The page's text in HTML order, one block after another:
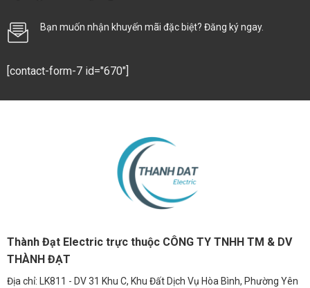
Bạn muốn nhận khuyến mãi đặc biệt? Đăng ký ngay.
[contact-form-7 id="670"]
Thành Đạt Electric trực thuộc CÔNG TY TNHH TM & DV
THÀNH ĐẠT
Địa chỉ: LK811 - DV 31 Khu C, Khu Đất Dịch Vụ Hòa Bình, Phường Yên